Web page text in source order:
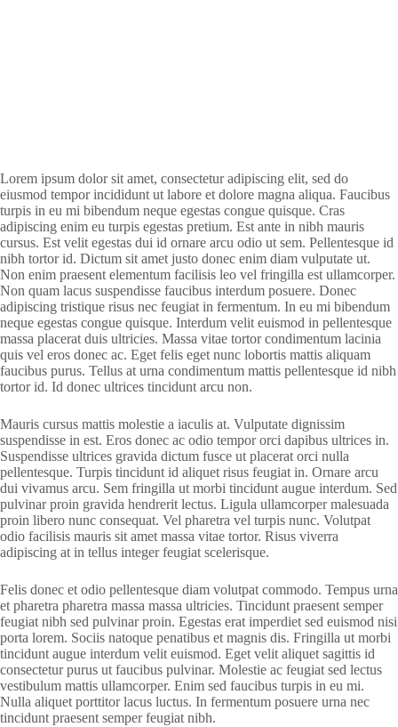
Lorem ipsum dolor sit amet, consectetur adipiscing elit, sed do
eiusmod tempor incididunt ut labore et dolore magna aliqua. Faucibus
turpis in eu mi bibendum neque egestas congue quisque. Cras
adipiscing enim eu turpis egestas pretium. Est ante in nibh mauris
cursus. Est velit egestas dui id ornare arcu odio ut sem. Pellentesque id
nibh tortor id. Dictum sit amet justo donec enim diam vulputate ut.
Non enim praesent elementum facilisis leo vel fringilla est ullamcorper.
Non quam lacus suspendisse faucibus interdum posuere. Donec
adipiscing tristique risus nec feugiat in fermentum. In eu mi bibendum
neque egestas congue quisque. Interdum velit euismod in pellentesque
massa placerat duis ultricies. Massa vitae tortor condimentum lacinia
quis vel eros donec ac. Eget felis eget nunc lobortis mattis aliquam
faucibus purus. Tellus at urna condimentum mattis pellentesque id nibh
tortor id. Id donec ultrices tincidunt arcu non.
Mauris cursus mattis molestie a iaculis at. Vulputate dignissim
suspendisse in est. Eros donec ac odio tempor orci dapibus ultrices in.
Suspendisse ultrices gravida dictum fusce ut placerat orci nulla
pellentesque. Turpis tincidunt id aliquet risus feugiat in. Ornare arcu
dui vivamus arcu. Sem fringilla ut morbi tincidunt augue interdum. Sed
pulvinar proin gravida hendrerit lectus. Ligula ullamcorper malesuada
proin libero nunc consequat. Vel pharetra vel turpis nunc. Volutpat
odio facilisis mauris sit amet massa vitae tortor. Risus viverra
adipiscing at in tellus integer feugiat scelerisque.
Felis donec et odio pellentesque diam volutpat commodo. Tempus urna
et pharetra pharetra massa massa ultricies. Tincidunt praesent semper
feugiat nibh sed pulvinar proin. Egestas erat imperdiet sed euismod nisi
porta lorem. Sociis natoque penatibus et magnis dis. Fringilla ut morbi
tincidunt augue interdum velit euismod. Eget velit aliquet sagittis id
consectetur purus ut faucibus pulvinar. Molestie ac feugiat sed lectus
vestibulum mattis ullamcorper. Enim sed faucibus turpis in eu mi.
Nulla aliquet porttitor lacus luctus. In fermentum posuere urna nec
tincidunt praesent semper feugiat nibh.